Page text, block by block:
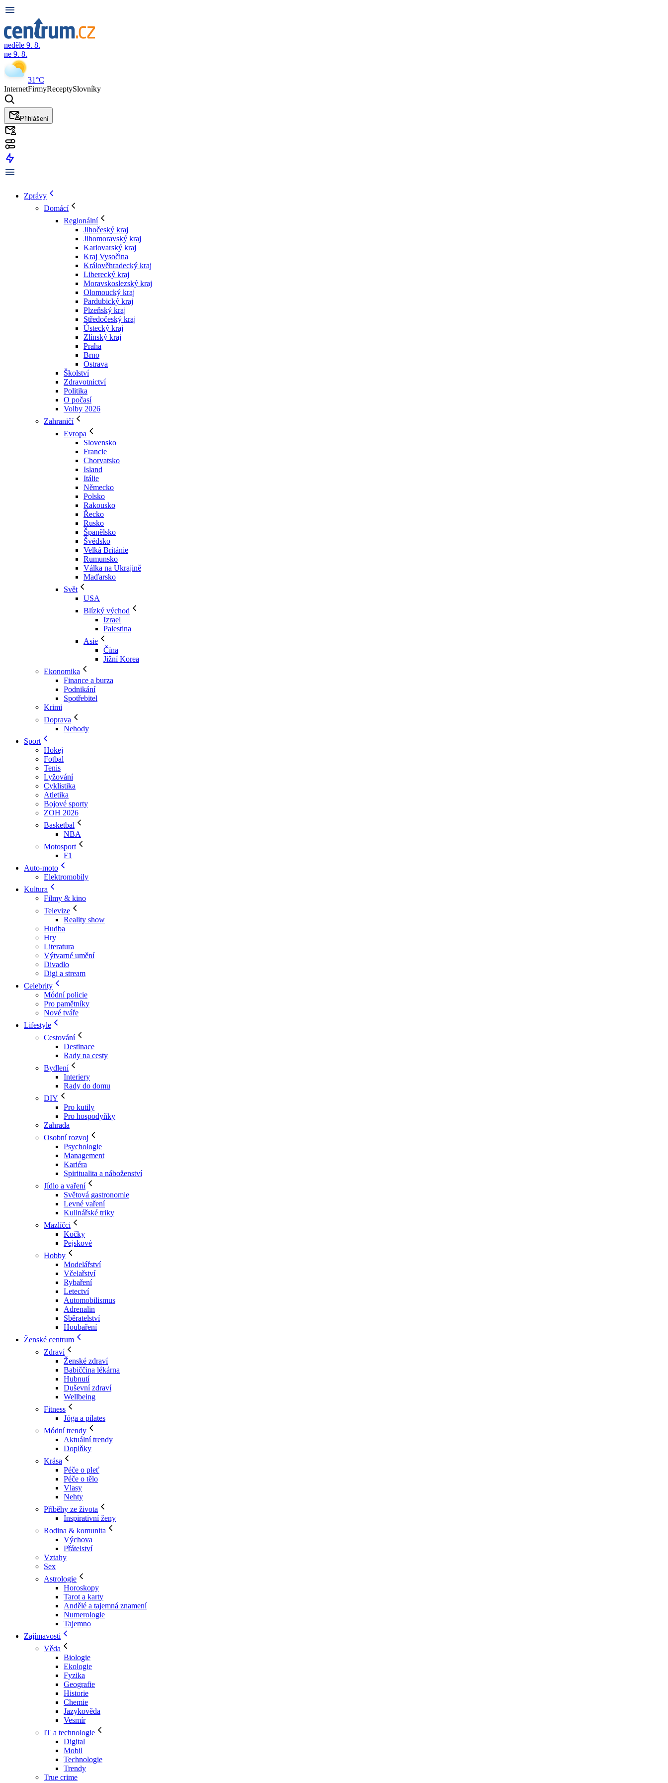
neděle 9. 8.
ne 9. 8.
31°C
InternetFirmyReceptySlovníky
Přihlášení
Zprávy
Domácí
Regionální
Jihočeský kraj
Jihomoravský kraj
Karlovarský kraj
Kraj Vysočina
Králověhradecký kraj
Liberecký kraj
Moravskoslezský kraj
Olomoucký kraj
Pardubický kraj
Plzeňský kraj
Středočeský kraj
Ústecký kraj
Zlínský kraj
Praha
Brno
Ostrava
Školství
Zdravotnictví
Politika
O počasí
Volby 2026
Zahraničí
Evropa
Slovensko
Francie
Chorvatsko
Island
Itálie
Německo
Polsko
Rakousko
Řecko
Rusko
Španělsko
Švédsko
Velká Británie
Rumunsko
Válka na Ukrajině
Maďarsko
Svět
USA
Blízký východ
Izrael
Palestina
Asie
Čína
Jižní Korea
Ekonomika
Finance a burza
Podnikání
Spotřebitel
Krimi
Doprava
Nehody
Sport
Hokej
Fotbal
Tenis
Lyžování
Cyklistika
Atletika
Bojové sporty
ZOH 2026
Basketbal
NBA
Motosport
F1
Auto-moto
Elektromobily
Kultura
Filmy & kino
Televize
Reality show
Hudba
Hry
Literatura
Výtvarné umění
Divadlo
Digi a stream
Celebrity
Módní policie
Pro pamětníky
Nové tváře
Lifestyle
Cestování
Destinace
Rady na cesty
Bydlení
Interiery
Rady do domu
DIY
Pro kutily
Pro hospodyňky
Zahrada
Osobní rozvoj
Psychologie
Management
Kariéra
Spiritualita a náboženství
Jídlo a vaření
Světová gastronomie
Levné vaření
Kulinářské triky
Mazlíčci
Kočky
Pejskové
Hobby
Modelářství
Včelařství
Rybaření
Letectví
Automobilismus
Adrenalin
Sběratelství
Houbaření
Ženské centrum
Zdraví
Ženské zdraví
Babiččina lékárna
Hubnutí
Duševní zdraví
Wellbeing
Fitness
Jóga a pilates
Módní trendy
Aktuální trendy
Doplňky
Krása
Péče o pleť
Péče o tělo
Vlasy
Nehty
Příběhy ze života
Inspirativní ženy
Rodina & komunita
Výchova
Přátelství
Vztahy
Sex
Astrologie
Horoskopy
Tarot a karty
Andělé a tajemná znamení
Numerologie
Tajemno
Zajímavosti
Věda
Biologie
Ekologie
Fyzika
Geografie
Historie
Chemie
Jazykověda
Vesmír
IT a technologie
Digital
Mobil
Technologie
Trendy
True crime